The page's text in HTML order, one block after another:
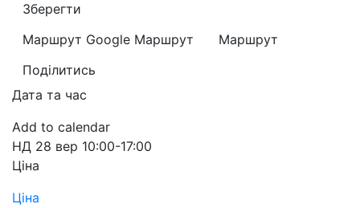
Зберегти
Маршрут Google Маршрут
Маршрут
Поділитись
Дата та час
Add to calendar
НД 28 вер 10:00-17:00
Ціна
Ціна